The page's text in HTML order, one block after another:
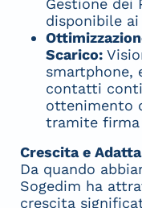
Gestione dei
disponibile
Scarico:
smartphone,
contatti
ottenimento
tramite firma
Crescita e
Da quando
Sogedim ha
crescita